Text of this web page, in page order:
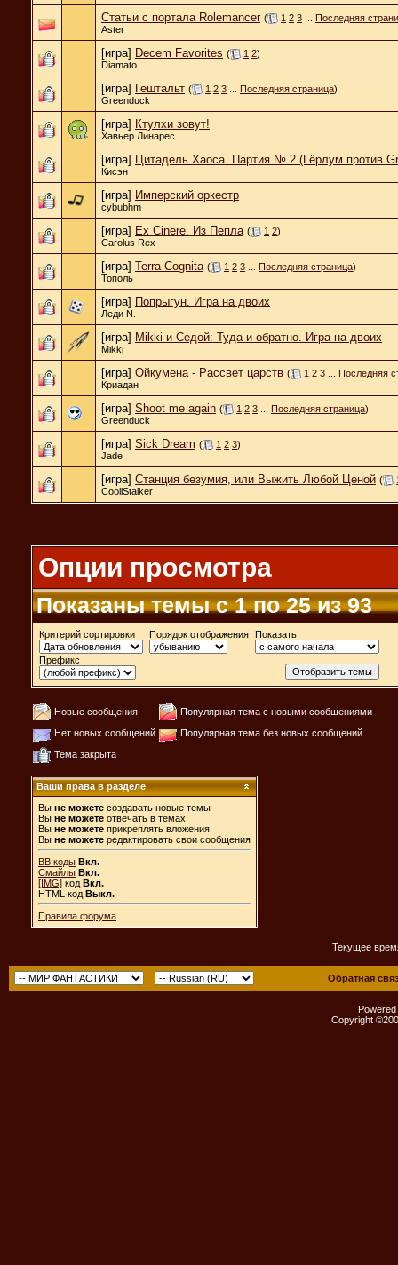
Статьи с портала Rolemancer ( 1 2 3
Последняя
Aster
[игра] Decem Favorites ( 1 2)
Diamato
[игра] Гештальт ( 1 2 3 Последняя страница)
Greenduck
[игра] Ктулхи зовут!
Хавьер Линарес
[игра] Цитадель Хаоса. Партия № 2 (Гёрлум против
Кисэн
[игра] Имперский оркестр
cybubhm
[игра] Ex Cinere. Из Пепла ( 1 2)
Carolus Rex
[игра] Terra Cognita ( 1 2 3 Последняя страница)
Тополь
[игра] Попрыгун. Игра на двоих
Леди N.
[игра] Mikki и Седой: Туда и обратно. Игра на двоих
Mikki
[игра] Ойкумена - Рассвет царств ( 1 2 3
Последняя
Криадан
[игра] Shoot me again ( 1 2 3 Последняя страница)
Greenduck
[игра] Sick Dream ( 1 2 3)
Jade
[игра] Станция безумия, или Выжить Любой Ценой (
CoollStalker
Опции просмотра
Показаны темы с 1 по 25 из 93
Критерий сортировки Порядок отображения Показать
Префикс
Новые сообщения
Популярная тема с новыми сообщениями
Нет новых сообщений
Популярная тема без новых сообщений
Тема закрыта
Ваши права в разделе
Вы не можете создавать новые темы
Вы не можете отвечать в темах
Вы не можете прикреплять вложения
Вы не можете редактировать свои сообщения
BB коды Вкл.
Смайлы Вкл.
[IMG] код Вкл.
HTML код Выкл.
Правила форума
Текущее
Обратная
Copyright